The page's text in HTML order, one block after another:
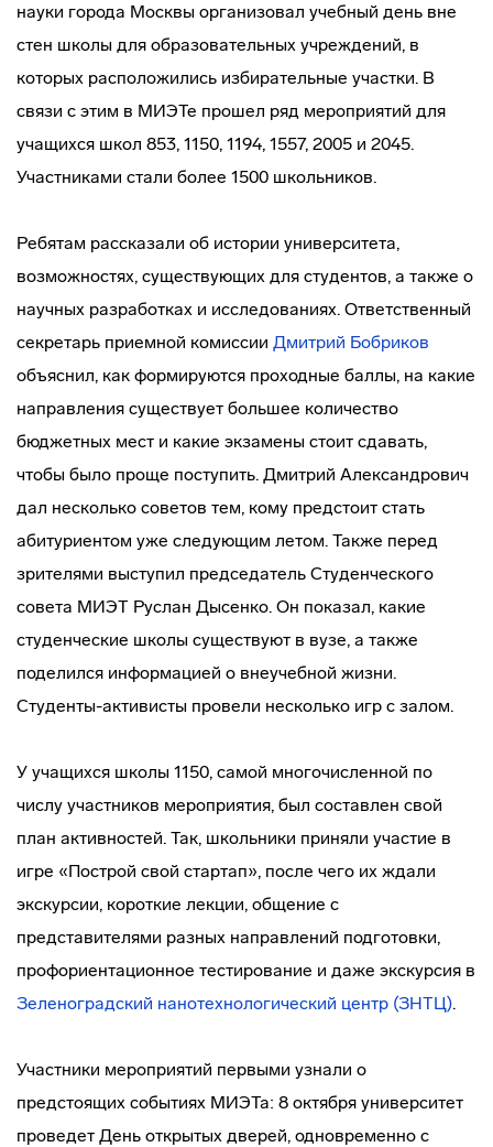
науки города Москвы организовал учебный день вне
стен школы для образовательных учреждений, в
которых расположились избирательные участки. В
связи с этим в МИЭТе прошел ряд мероприятий для
учащихся школ 853, 1150, 1194, 1557, 2005 и 2045.
Участниками стали более 1500 школьников.
Ребятам рассказали об истории университета,
возможностях, существующих для студентов, а также о
научных разработках и исследованиях. Ответственный
секретарь приемной комиссии Дмитрий Бобриков
объяснил, как формируются проходные баллы, на какие
направления существует большее количество
бюджетных мест и какие экзамены стоит сдавать,
чтобы было проще поступить. Дмитрий Александрович
дал несколько советов тем, кому предстоит стать
абитуриентом уже следующим летом. Также перед
зрителями выступил председатель Студенческого
совета МИЭТ Руслан Дысенко. Он показал, какие
студенческие школы существуют в вузе, а также
поделился информацией о внеучебной жизни.
Студенты-активисты провели несколько игр с залом.
У учащихся школы 1150, самой многочисленной по
числу участников мероприятия, был составлен свой
план активностей. Так, школьники приняли участие в
игре «Построй свой стартап», после чего их ждали
экскурсии, короткие лекции, общение с
представителями разных направлений подготовки,
профориентационное тестирование и даже экскурсия в
Зеленоградский нанотехнологический центр (ЗНТЦ).
Участники мероприятий первыми узнали о
предстоящих событиях МИЭТа: 8 октября университет
проведет День открытых дверей, одновременно с